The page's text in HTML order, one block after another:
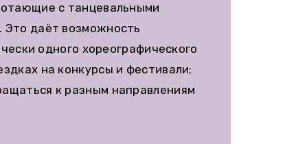
с танцевальными
Это даёт возможность
одного хореографического
на конкурсы и фестивали;
к разным направлениям